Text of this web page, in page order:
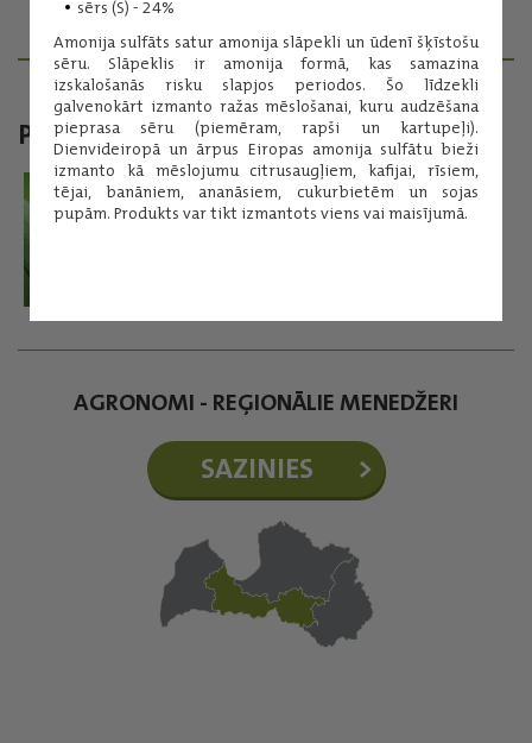
sērs (S) - 24%
Amonija sulfāts satur amonija slāpekli un ūdenī šķīstošu
sēru. Slāpeklis ir amonija formā, kas samazina
izskalošanās risku slapjos periodos. Šo līdzekli
galvenokārt izmanto ražas mēslošanai, kuru audzēšana
pieprasa sēru (piemēram, rapši un kartupeļi).
Dienvideiropā un ārpus Eiropas amonija sulfātu bieži
izmanto kā mēslojumu citrusaugļiem, kafijai, rīsiem,
tējai, banāniem, ananāsiem, cukurbietēm un sojas
pupām. Produkts var tikt izmantots viens vai maisījumā.
PAPILDU MATERIĀLI
AGRONOMI - REĢIONĀLIE MENEDŽERI
SAZINIES